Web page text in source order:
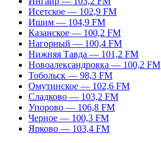
Исетское — 102,9 FM
Ишим — 104,9 FM
Казанское — 100,2 FM
Нагорный — 100,4 FM
Нижняя Тавда — 101,2 FM
Новоалександровка — 100,2 FM
Тобольск — 98,3 FM
Омутинское — 102,6 FM
Сладково — 103,2 FM
Упорово — 106,8 FM
Черное — 100,3 FM
Ярково — 103,4 FM